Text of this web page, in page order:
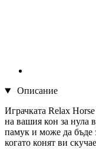
Описание
Играчката Relax
на вашия кон за нула
памук и може да бъде
когато конят ви